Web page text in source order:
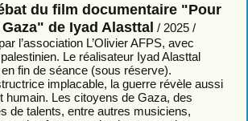
du film documentaire "Pour
de Iyad Alasttal / 2025 /
l’association L’Olivier AFPS, avec
Le réalisateur Iyad Alasttal
fin de séance (sous réserve).
implacable, la guerre révèle aussi
humain. Les citoyens de Gaza, des
de talents, entre autres musiciens,